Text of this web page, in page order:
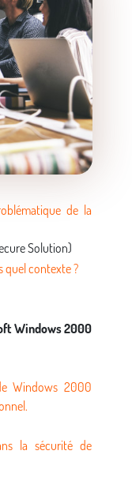
de la
Solution)
quel contexte ?
Windows 2000
Windows 2000
la sécurité de